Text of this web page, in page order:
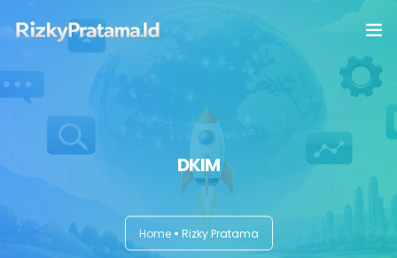
Home
Intermezzo
Buku & Publishing
DKIM
Home Rizky Pratama